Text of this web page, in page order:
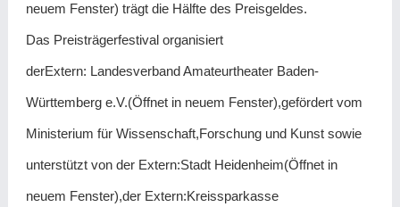
neuem Fenster) trägt die Hälfte des Preisgeldes.
Das Preisträgerfestival organisiert
derExtern: Landesverband Amateurtheater Baden-
Württemberg e.V.(Öffnet in neuem Fenster),gefördert vom
Ministerium für Wissenschaft,Forschung und Kunst sowie
unterstützt von der Extern:Stadt Heidenheim(Öffnet in
neuem Fenster),der Extern:Kreissparkasse